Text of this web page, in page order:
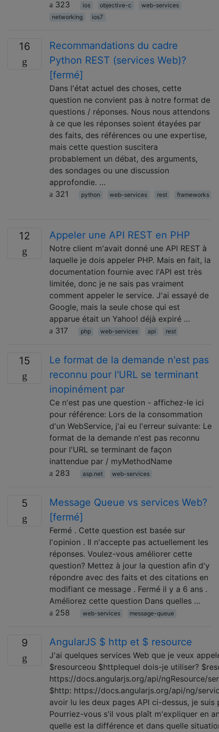
323 ios objective-c
web-services
networking
ios7
16
Recommandations du cadre
Python REST (services Web)?
[fermé]
Dans l'état actuel des choses, cette
question ne convient pas à notre format de
questions / réponses. Nous nous attendons
à ce que les réponses soient étayées par
des faits, des références ou une expertise,
mais cette question suscitera
probablement un débat, des arguments,
des sondages ou une discussion
approfondie. …
321
python web-services rest frameworks
12 Appeler une API REST en PHP
Notre client m'avait donné une API REST à
laquelle je dois appeler PHP. Mais en fait, la
documentation fournie avec l'API est très
limitée, donc je ne sais pas vraiment
comment appeler le service. J'ai essayé de
Google, mais la seule chose qui est
apparue était un Yahoo! déjà expiré …
317
php web-services api rest
15
Le format de la demande n'est pas
reconnu pour l'URL se terminant
inopinément par
Ce n'est pas une question - affichez-le ici
pour référence: Lors de la consommation
d'un WebService, j'ai eu l'erreur suivante: Le
format de la demande n'est pas reconnu
pour l'URL se terminant de façon
inattendue par / myMethodName
283
asp.net web-services
5
Message Queue vs services Web?
[fermé]
Fermé . Cette question est basée sur
l'opinion . Il n'accepte pas actuellement les
réponses. Voulez-vous améliorer cette
question? Mettez à jour la question afin d'y
répondre avec des faits et des citations en
modifiant ce message . Fermé il y a 6 ans .
Améliorez cette question Dans quelles …
258
web-services message-queue
9 AngularJS $ http et $ resource
J'ai quelques services Web que je veux
$resourceou $httplequel dois-je utiliser?
https://docs.angularjs.org/api/ngResource/
$http: https://docs.angularjs.org/api/ng/
avoir lu les deux pages API ci-dessus, je suis
Pourriez-vous s'il vous plaît m'expliquer en
quelle est la différence et dans quelle